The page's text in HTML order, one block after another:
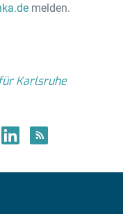
melden.
Karlsruhe